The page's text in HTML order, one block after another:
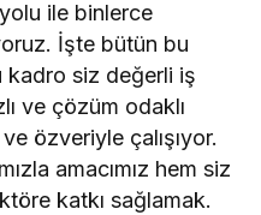
ile binlerce
İşte bütün bu
kadro siz değerli iş
ve çözüm odaklı
özveriyle çalışıyor.
amacımız hem siz
katkı sağlamak.